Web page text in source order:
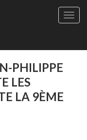
Site
PHILIPPE
LES
LA 9ÈME